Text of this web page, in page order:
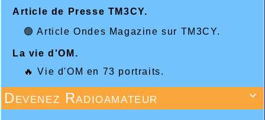
Article de Presse TM3CY.
🟢 Article Ondes Magazine sur TM3CY.
La vie d'OM.
🔥 Vie d'OM en 73 portraits.

Devenez Radioamateur